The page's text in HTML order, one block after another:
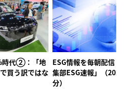
時代②：「地
買う訳ではな
ESG情報を毎朝配信「オル
集部ESG速報」（2026年8
分）